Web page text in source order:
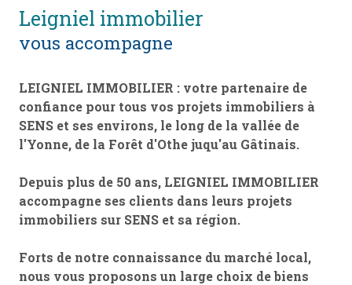
leigniel immobilier
vous accompagne
LEIGNIEL IMMOBILIER : votre partenaire de
confiance pour tous vos projets immobiliers à
SENS et ses environs, le long de la vallée de
l'Yonne, de la Forêt d'Othe juqu'au Gâtinais.
Depuis plus de 50 ans, LEIGNIEL IMMOBILIER
accompagne ses clients dans leurs projets
immobiliers sur SENS et sa région.
Forts de notre connaissance du marché local,
nous vous proposons un large choix de biens